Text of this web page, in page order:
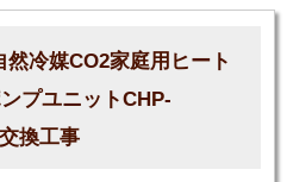
冷媒CO2家庭用ヒート
プユニットCHP-
換工事